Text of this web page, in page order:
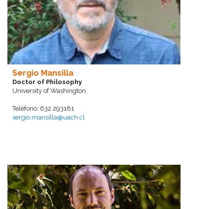
Sergio Mansilla
Doctor of Philosophy
University of Washington
Teléfono: 632 293181
sergio.mansilla@uach.cl